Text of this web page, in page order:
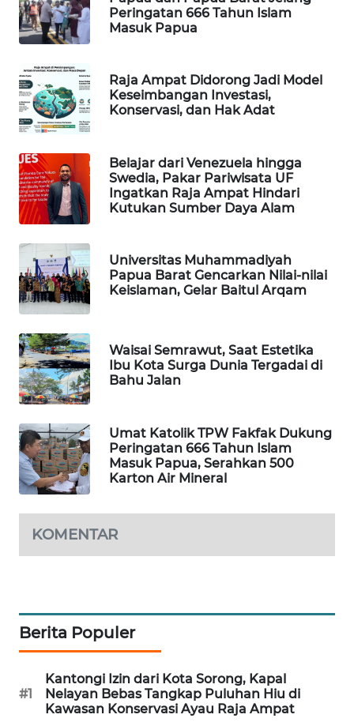
Peringatan 666 Tahun Islam
Masuk Papua
Raja Ampat Didorong Jadi Model
Keseimbangan Investasi,
Konservasi, dan Hak Adat
Belajar dari Venezuela hingga
Swedia, Pakar Pariwisata UF
Ingatkan Raja Ampat Hindari
Kutukan Sumber Daya Alam
Universitas Muhammadiyah
Papua Barat Gencarkan Nilai-nilai
Keislaman, Gelar Baitul Arqam
Waisai Semrawut, Saat Estetika
Ibu Kota Surga Dunia Tergadai di
Bahu Jalan
Umat Katolik TPW Fakfak Dukung
Peringatan 666 Tahun Islam
Masuk Papua, Serahkan 500
Karton Air Mineral
KOMENTAR
Berita Populer
#1
Kantongi Izin dari Kota Sorong, Kapal
Nelayan Bebas Tangkap Puluhan Hiu di
Kawasan Konservasi Ayau Raja Ampat
PORTAL
KONSUMEN
FORWAMKI
ALPERKLINAS
FORJASIDA
TAMBANG
NEWS
SITUNGIR
NEWS
NEWS
SIBARAGAS
NEWS
METRO
SIANTAR
NEWS
MEDAN
NEWS
JAKARTA
NEWS
KRT
NEWS